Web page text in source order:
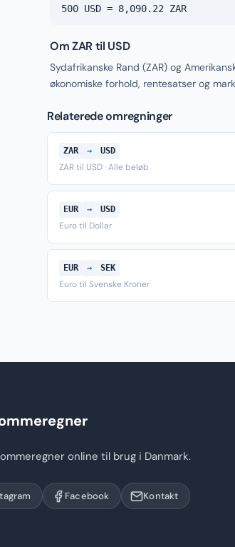
500 USD = 8,090.22 ZAR
Om ZAR til USD
Sydafrikanske Rand (ZAR) og
økonomiske forhold, rentesatser og
Relaterede omregninger
ZAR → USD
ZAR til USD · Alle beløb
EUR → USD
Euro til Dollar
EUR → SEK
Euro til Svenske Kroner
online til brug i Danmark.
Facebook Kontakt